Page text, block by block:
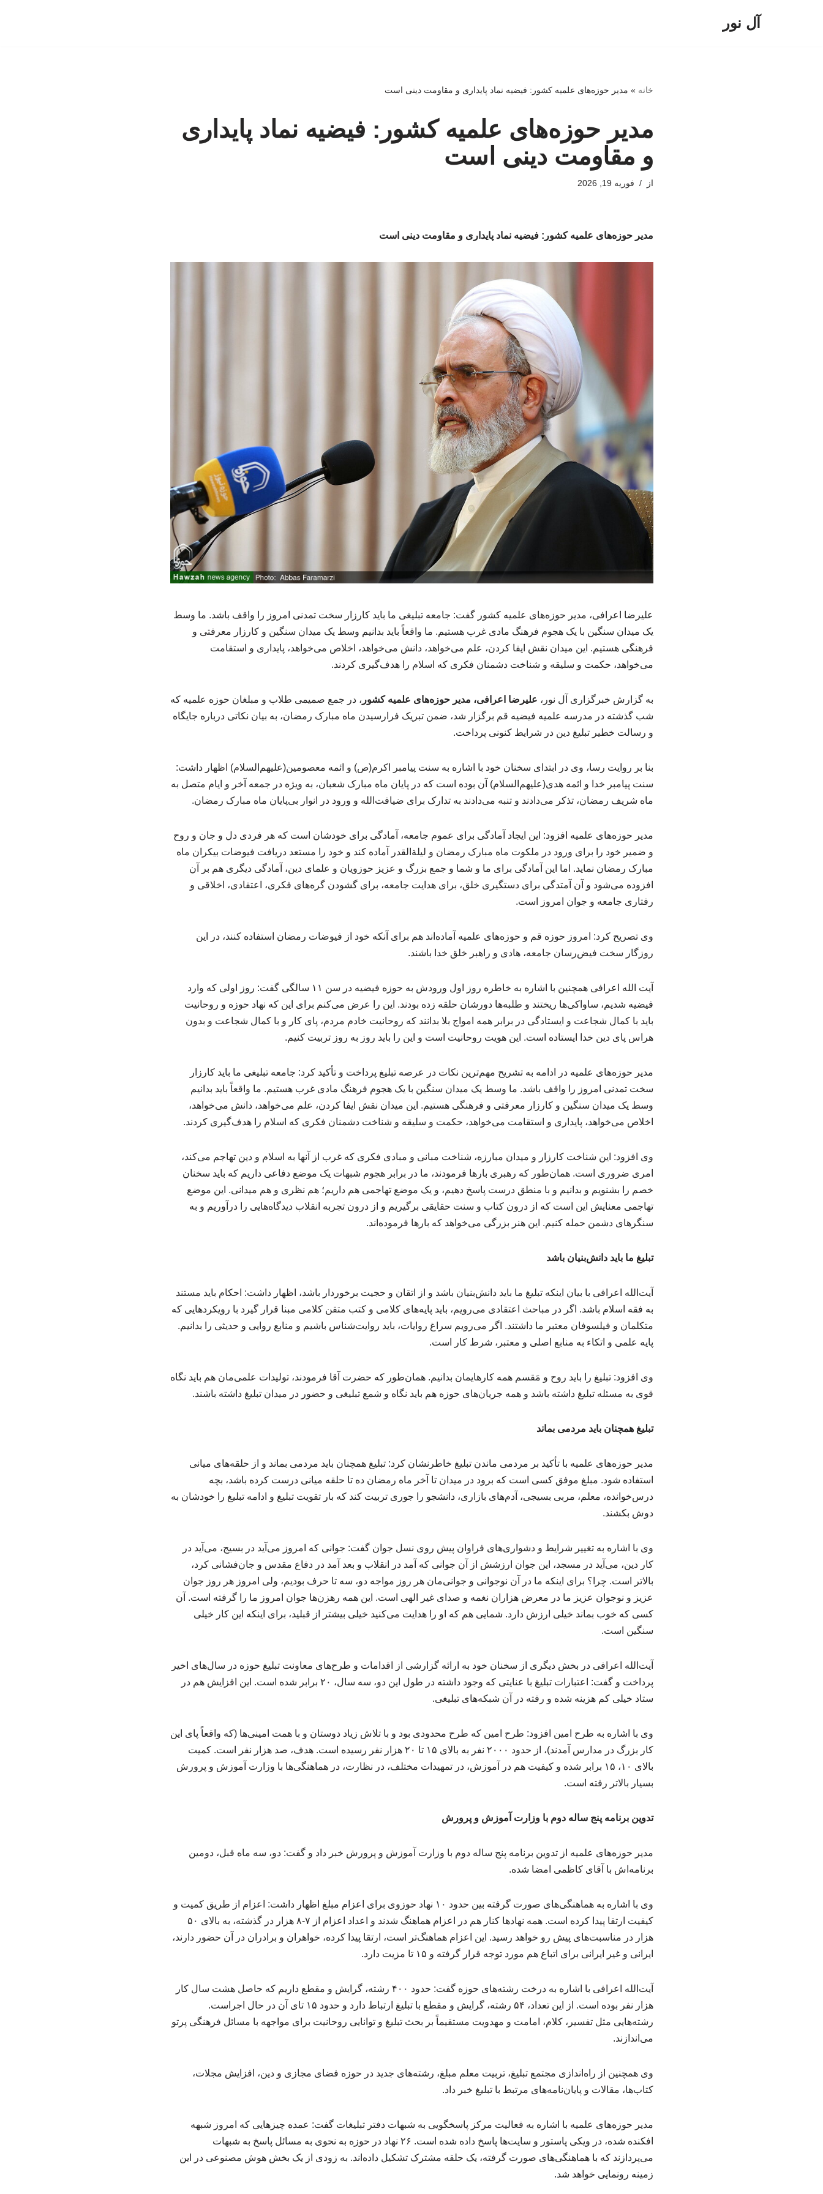
آل نور
خانه » مدیر حوزه‌های علمیه کشور: فیضیه نماد پایداری و مقاومت دینی است
مدیر حوزه‌های علمیه کشور: فیضیه نماد پایداری
و مقاومت دینی است
از فوریه 19, 2026
مدیر حوزه‌های علمیه کشور: فیضیه نماد پایداری و مقاومت دینی است
علیرضا اعرافی، مدیر حوزه‌های علمیه کشور گفت: جامعه تبلیغی ما باید کارزار سخت تمدنی امروز را واقف باشد. ما وسط
یک میدان سنگین با یک هجوم فرهنگ مادی غرب هستیم. ما واقعاً باید بدانیم وسط یک میدان سنگین و کارزار معرفتی و
فرهنگی هستیم. این میدان نقش ایفا کردن، علم می‌خواهد، دانش می‌خواهد، اخلاص می‌خواهد، پایداری و استقامت
می‌خواهد، حکمت و سلیقه و شناخت دشمنان فکری که اسلام را هدف‌گیری کردند.
به گزارش خبرگزاری آل نور، علیرضا اعرافی، مدیر حوزه‌های علمیه کشور ، در جمع صمیمی طلاب و مبلغان حوزه علمیه که
شب گذشته در مدرسه علمیه فیضیه قم برگزار شد، ضمن تبریک فرارسیدن ماه مبارک رمضان، به بیان نکاتی درباره جایگاه
و رسالت خطیر تبلیغ دین در شرایط کنونی پرداخت.
بنا بر روایت رسا، وی در ابتدای سخنان خود با اشاره به سنت پیامبر اکرم(ص) و ائمه معصومین(علیهم‌السلام) اظهار داشت:
سنت پیامبر خدا و ائمه هدی(علیهم‌السلام) آن بوده است که در پایان ماه مبارک شعبان، به ویژه در جمعه آخر و ایام متصل به
ماه شریف رمضان، تذکر می‌دادند و تنبه می‌دادند به تدارک برای ضیافت‌الله و ورود در انوار بی‌پایان ماه مبارک رمضان.
مدیر حوزه‌های علمیه افزود: این ایجاد آمادگی برای عموم جامعه، آمادگی برای خودشان است که هر فردی دل و جان و روح
و ضمیر خود را برای ورود در ملکوت ماه مبارک رمضان و لیلة‌القدر آماده کند و خود را مستعد دریافت فیوضات بیکران ماه
مبارک رمضان نماید. اما این آمادگی برای ما و شما و جمع بزرگ و عزیز حوزویان و علمای دین، آمادگی دیگری هم بر آن
افزوده می‌شود و آن آمتدگی برای دستگیری خلق، برای هدایت جامعه، برای گشودن گره‌های فکری، اعتقادی، اخلاقی و
رفتاری جامعه و جوان امروز است.
وی تصریح کرد: امروز حوزه قم و حوزه‌های علمیه آماده‌اند هم برای آنکه خود از فیوضات رمضان استفاده کنند، در این
روزگار سخت فیض‌رسان جامعه، هادی و راهبر خلق خدا باشند.
آیت الله اعرافی همچنین با اشاره به خاطره روز اول ورودش به حوزه فیضیه در سن ۱۱ سالگی گفت: روز اولی که وارد
فیضیه شدیم، ساواکی‌ها ریختند و طلبه‌ها دورشان حلقه زده بودند. این را عرض می‌کنم برای این که نهاد حوزه و روحانیت
باید با کمال شجاعت و ایستادگی در برابر همه امواج بلا بدانند که روحانیت خادم مردم، پای کار و با کمال شجاعت و بدون
هراس پای دین خدا ایستاده است. این هویت روحانیت است و این را باید روز به روز تربیت کنیم.
مدیر حوزه‌های علمیه در ادامه به تشریح مهم‌ترین نکات در عرصه تبلیغ پرداخت و تأکید کرد: جامعه تبلیغی ما باید کارزار
سخت تمدنی امروز را واقف باشد. ما وسط یک میدان سنگین با یک هجوم فرهنگ مادی غرب هستیم. ما واقعاً باید بدانیم
وسط یک میدان سنگین و کارزار معرفتی و فرهنگی هستیم. این میدان نقش ایفا کردن، علم می‌خواهد، دانش می‌خواهد،
اخلاص می‌خواهد، پایداری و استقامت می‌خواهد، حکمت و سلیقه و شناخت دشمنان فکری که اسلام را هدف‌گیری کردند.
وی افزود: این شناخت کارزار و میدان مبارزه، شناخت مبانی و مبادی فکری که غرب از آنها به اسلام و دین تهاجم می‌کند،
امری ضروری است. همان‌طور که رهبری بارها فرمودند، ما در برابر هجوم شبهات یک موضع دفاعی داریم که باید سخنان
خصم را بشنویم و بدانیم و با منطق درست پاسخ دهیم، و یک موضع تهاجمی هم داریم؛ هم نظری و هم میدانی. این موضع
تهاجمی معنایش این است که از درون کتاب و سنت حقایقی برگیریم و از درون تجربه انقلاب دیدگاه‌هایی را درآوریم و به
سنگرهای دشمن حمله کنیم. این هنر بزرگی می‌خواهد که بارها فرموده‌اند.
تبلیغ ما باید دانش‌بنیان باشد
آیت‌الله اعرافی با بیان اینکه تبلیغ ما باید دانش‌بنیان باشد و از اتقان و حجیت برخوردار باشد، اظهار داشت: احکام باید مستند
به فقه اسلام باشد. اگر در مباحث اعتقادی می‌رویم، باید پایه‌های کلامی و کتب متقن کلامی مبنا قرار گیرد با رویکردهایی که
متکلمان و فیلسوفان معتبر ما داشتند. اگر می‌رویم سراغ روایات، باید روایت‌شناس باشیم و منابع روایی و حدیثی را بدانیم.
پایه علمی و اتکاء به منابع اصلی و معتبر، شرط کار است.
وی افزود: تبلیغ را باید روح و مَقسم همه کارهایمان بدانیم. همان‌طور که حضرت آقا فرمودند، تولیدات علمی‌مان هم باید نگاه
قوی به مسئله تبلیغ داشته باشد و همه جریان‌های حوزه هم باید نگاه و شمع تبلیغی و حضور در میدان تبلیغ داشته باشند.
تبلیغ همچنان باید مردمی بماند
مدیر حوزه‌های علمیه با تأکید بر مردمی ماندن تبلیغ خاطرنشان کرد: تبلیغ همچنان باید مردمی بماند و از حلقه‌های میانی
استفاده شود. مبلغ موفق کسی است که برود در میدان تا آخر ماه رمضان ده تا حلقه میانی درست کرده باشد، بچه
درس‌خوانده، معلم، مربی بسیجی، آدم‌های بازاری، دانشجو را جوری تربیت کند که بار تقویت تبلیغ و ادامه تبلیغ را خودشان به
دوش بکشند.
وی با اشاره به تغییر شرایط و دشواری‌های فراوان پیش روی نسل جوان گفت: جوانی که امروز می‌آید در بسیج، می‌آید در
کار دین، می‌آید در مسجد، این جوان ارزشش از آن جوانی که آمد در انقلاب و بعد آمد در دفاع مقدس و جان‌فشانی کرد،
بالاتر است. چرا؟ برای اینکه ما در آن نوجوانی و جوانی‌مان هر روز مواجه دو، سه تا حرف بودیم، ولی امروز هر روز جوان
عزیز و نوجوان عزیز ما در معرض هزاران نغمه و صدای غیر الهی است. این همه رهزن‌ها جوان امروز ما را گرفته است. آن
کسی که خوب بماند خیلی ارزش دارد. شمایی هم که او را هدایت می‌کنید خیلی بیشتر از قبلید، برای اینکه این کار خیلی
سنگین است.
آیت‌الله اعرافی در بخش دیگری از سخنان خود به ارائه گزارشی از اقدامات و طرح‌های معاونت تبلیغ حوزه در سال‌های اخیر
پرداخت و گفت: اعتبارات تبلیغ با عنایتی که وجود داشته در طول این دو، سه سال، ۲۰ برابر شده است. این افزایش هم در
ستاد خیلی کم هزینه شده و رفته در آن شبکه‌های تبلیغی.
وی با اشاره به طرح امین افزود: طرح امین که طرح محدودی بود و با تلاش زیاد دوستان و با همت امینی‌ها (که واقعاً پای این
کار بزرگ در مدارس آمدند)، از حدود ۲۰۰۰ نفر به بالای ۱۵ تا ۲۰ هزار نفر رسیده است. هدف، صد هزار نفر است. کمیت
بالای ۱۰، ۱۵ برابر شده و کیفیت هم در آموزش، در تمهیدات مختلف، در نظارت، در هماهنگی‌ها با وزارت آموزش و پرورش
بسیار بالاتر رفته است.
تدوین برنامه پنج ساله دوم با وزارت آموزش و پرورش
مدیر حوزه‌های علمیه از تدوین برنامه پنج ساله دوم با وزارت آموزش و پرورش خبر داد و گفت: دو، سه ماه قبل، دومین
برنامه‌اش با آقای کاظمی امضا شده.
وی با اشاره به هماهنگی‌های صورت گرفته بین حدود ۱۰ نهاد حوزوی برای اعزام مبلغ اظهار داشت: اعزام از طریق کمیت و
کیفیت ارتقا پیدا کرده است. همه نهادها کنار هم در اعزام هماهنگ شدند و اعداد اعزام از ۷-۸ هزار در گذشته، به بالای ۵۰
هزار در مناسبت‌های پیش رو خواهد رسید. این اعزام هماهنگ‌تر است، ارتقا پیدا کرده، خواهران و برادران در آن حضور دارند،
ایرانی و غیر ایرانی برای اتباع هم مورد توجه قرار گرفته و ۱۵ تا مزیت دارد.
آیت‌الله اعرافی با اشاره به درخت رشته‌های حوزه گفت: حدود ۴۰۰ رشته، گرایش و مقطع داریم که حاصل هشت سال کار
هزار نفر بوده است. از این تعداد، ۵۴ رشته، گرایش و مقطع با تبلیغ ارتباط دارد و حدود ۱۵ تای آن در حال اجراست.
رشته‌هایی مثل تفسیر، کلام، امامت و مهدویت مستقیماً بر بحث تبلیغ و توانایی روحانیت برای مواجهه با مسائل فرهنگی پرتو
می‌اندازند.
وی همچنین از راه‌اندازی مجتمع تبلیغ، تربیت معلم مبلغ، رشته‌های جدید در حوزه فضای مجازی و دین، افزایش مجلات،
کتاب‌ها، مقالات و پایان‌نامه‌های مرتبط با تبلیغ خبر داد.
مدیر حوزه‌های علمیه با اشاره به فعالیت مرکز پاسخگویی به شبهات دفتر تبلیغات گفت: عمده چیزهایی که امروز شبهه
افکنده شده، در ویکی پاستور و سایت‌ها پاسخ داده شده است. ۲۶ نهاد در حوزه به نحوی به مسائل پاسخ به شبهات
می‌پردازند که با هماهنگی‌های صورت گرفته، یک حلقه مشترک تشکیل داده‌اند. به زودی از یک بخش هوش مصنوعی در این
زمینه رونمایی خواهد شد.